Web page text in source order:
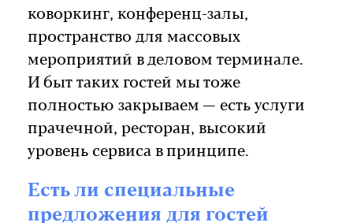
коворкинг, конференц-залы,
пространство для массовых
мероприятий в деловом терминале.
И быт таких гостей мы тоже
полностью закрываем — есть услуги
прачечной, ресторан, высокий
уровень сервиса в принципе.
Есть ли специальные
предложения для гостей